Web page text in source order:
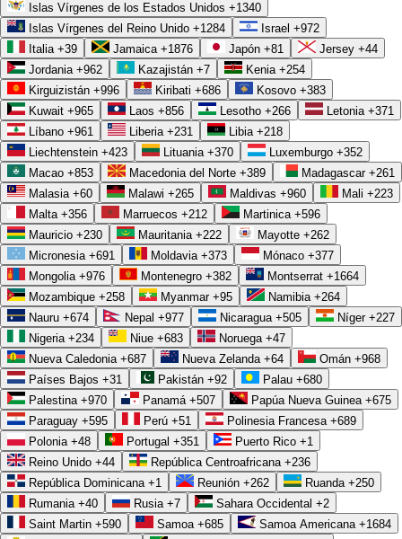
Islas Vírgenes de los Estados Unidos +1340
Islas Vírgenes del Reino Unido +1284 Israel +972
Italia +39 Jamaica +1876 Japón +81 Jersey +44
Jordania +962 Kazajistán +7 Kenia +254
Kirguizistán +996 Kiribati +686 Kosovo +383
Kuwait +965 Laos +856 Lesotho +266 Letonia +371
Líbano +961 Liberia +231 Libia +218
Liechtenstein +423 Lituania +370 Luxemburgo +352
Macao +853 Macedonia del Norte +389 Madagascar +261
Malasia +60 Malawi +265 Maldivas +960 Mali +223
Malta +356 Marruecos +212 Martinica +596
Mauricio +230 Mauritania +222 Mayotte +262
Micronesia +691 Moldavia +373 Mónaco +377
Mongolia +976 Montenegro +382 Montserrat +1664
Mozambique +258 Myanmar +95 Namibia +264
Nauru +674 Nepal +977 Nicaragua +505 Níger +227
Nigeria +234 Niue +683 Noruega +47
Nueva Caledonia +687 Nueva Zelanda +64 Omán +968
Países Bajos +31 Pakistán +92 Palau +680
Palestina +970 Panamá +507 Papúa Nueva Guinea +675
Paraguay +595 Perú +51 Polinesia Francesa +689
Polonia +48 Portugal +351 Puerto Rico +1
Reino Unido +44 República Centroafricana +236
República Dominicana +1 Reunión +262 Ruanda +250
Rumania +40 Rusia +7 Sahara Occidental +2
Saint Martin +590 Samoa +685 Samoa Americana +1684